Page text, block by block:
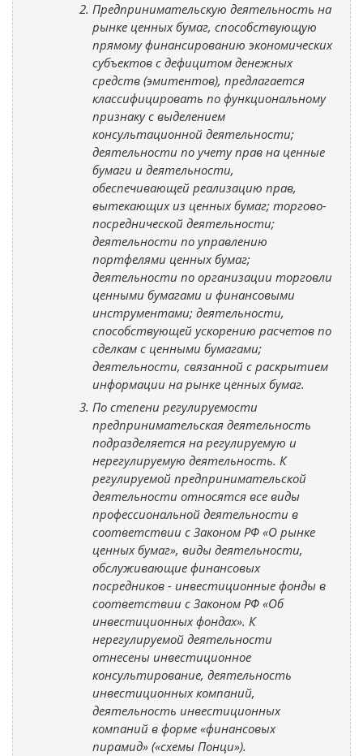
Предпринимательскую деятельность на
рынке ценных бумаг, способствующую
прямому финансированию экономических
субъектов с дефицитом денежных
средств (эмитентов), предлагается
классифицировать по функциональному
признаку с выделением
консультационной деятельности;
деятельности по учету прав на ценные
бумаги и деятельности,
обеспечивающей реализацию прав,
вытекающих из ценных бумаг; торгово-
посреднической деятельности;
деятельности по управлению
портфелями ценных бумаг;
деятельности по организации торговли
ценными бумагами и финансовыми
инструментами; деятельности,
способствующей ускорению расчетов по
сделкам с ценными бумагами;
деятельности, связанной с раскрытием
информации на рынке ценных бумаг.
По степени регулируемости
предпринимательская деятельность
подразделяется на регулируемую и
нерегулируемую деятельность. К
регулируемой предпринимательской
деятельности относятся все виды
профессиональной деятельности в
соответствии с Законом РФ «О рынке
ценных бумаг», виды деятельности,
обслуживающие финансовых
посредников - инвестиционные фонды в
соответствии с Законом РФ «Об
инвестиционных фондах». К
нерегулируемой деятельности
отнесены инвестиционное
консультирование, деятельность
инвестиционных компаний,
деятельность инвестиционных
компаний в форме «финансовых
пирамид» («схемы Понци»).